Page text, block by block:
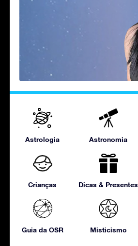
Astrologia Astronomia
Crianças Dicas & Presentes
Guia da OSR Misticismo